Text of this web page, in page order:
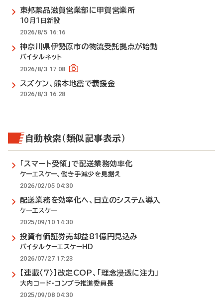
東邦薬品滋賀営業部に甲賀営業所
10月1日新設
2026/8/5 16:16
神奈川県伊勢原市の物流受託拠点が始動
バイタルネット
2026/8/3 17:08
スズケン、熊本地震で義援金
2026/8/3 16:28
自動検索（類似記事表示）
「スマート受領」で配送業務効率化
ケーエスケー、働き手減少を見据え
2026/02/05 04:30
配送業務を効率化へ、日立のシステム導入
ケーエスケー
2025/09/10 14:30
投資有価証券売却益81億円見込み
バイタルケーエスケーHD
2026/07/27 17:23
【連載〈7〉】改定COP、「理念浸透に注力」
大内コード・コンプラ推進委員長
2025/09/08 04:30